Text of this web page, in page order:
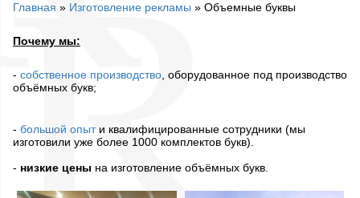
Главная » Изготовление рекламы » Объемные буквы
Почему мы:
- собственное производство , оборудованное под производство
объёмных букв;
- большой опыт и квалифицированные сотрудники (мы
изготовили уже более 1000 комплектов букв).
- низкие цены на изготовление объёмных букв.